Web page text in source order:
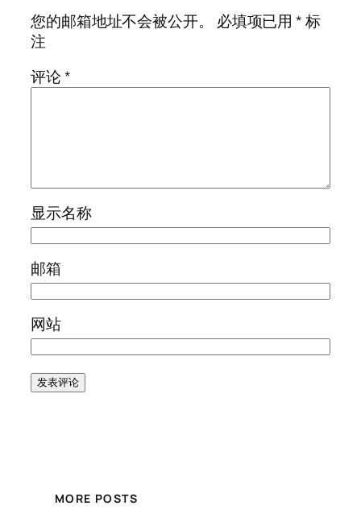
您的邮箱地址不会被公开。
必填项已用*标
注
评论*
显示名称
邮箱
网站
MORE POSTS